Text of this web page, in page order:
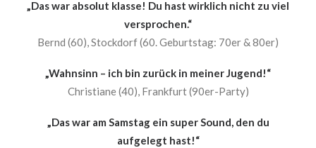
„Das war absolut klasse! Du hast wirklich nicht zu viel
versprochen.“
Bernd (60), Stockdorf (60. Geburtstag: 70er & 80er)
„Wahnsinn – ich bin zurück in meiner Jugend!“
Christiane (40), Frankfurt (90er-Party)
„Das war am Samstag ein super Sound, den du
aufgelegt hast!“